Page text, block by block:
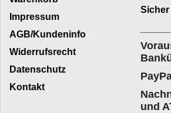
Impressum
AGB/Kundeninfo
Widerrufsrecht
Datenschutz
Kontakt
Sicher
und